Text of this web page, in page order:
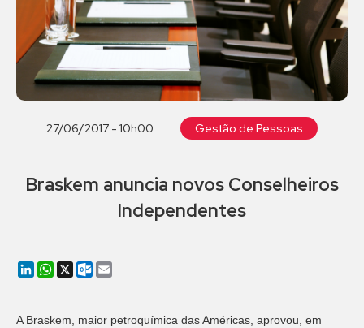
27/06/2017 - 10h00 Gestão de Pessoas
Braskem anuncia novos Conselheiros
Independentes
LinkedIn
WhatsApp
X Outlook.com
A Braskem, maior petroquímica das Américas, aprovou, em